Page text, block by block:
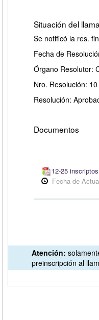
Situación del
Se notificó la res.
Fecha de
Órgano Resolutor:
Nro. Resolución: 10
Resolución:
Documentos
12-25
Fecha de
Atención:
preinscripción al